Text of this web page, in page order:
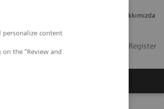
personalize content
the "Review and
Hakkımızda
Login / Register